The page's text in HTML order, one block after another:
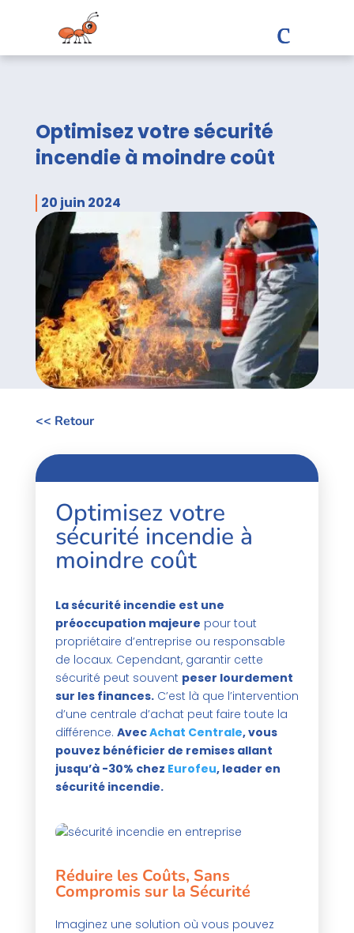
Optimisez votre sécurité
incendie à moindre coût
20 juin 2024
<< Retour
Optimisez votre
sécurité incendie à
moindre coût
La sécurité incendie est une
préoccupation majeure pour tout
propriétaire d’entreprise ou responsable
de locaux. Cependant, garantir cette
sécurité peut souvent peser lourdement
sur les finances.C’est là que l’intervention
d’une centrale d’achat peut faire toute la
différence. AvecAchat Centrale, vous
pouvez bénéficier de remises allant
jusqu’à -30% chez Eurofeu, leader en
sécurité incendie.
Réduire les Coûts, Sans
Compromis sur la Sécurité
Imaginez une solution où vous pouvez